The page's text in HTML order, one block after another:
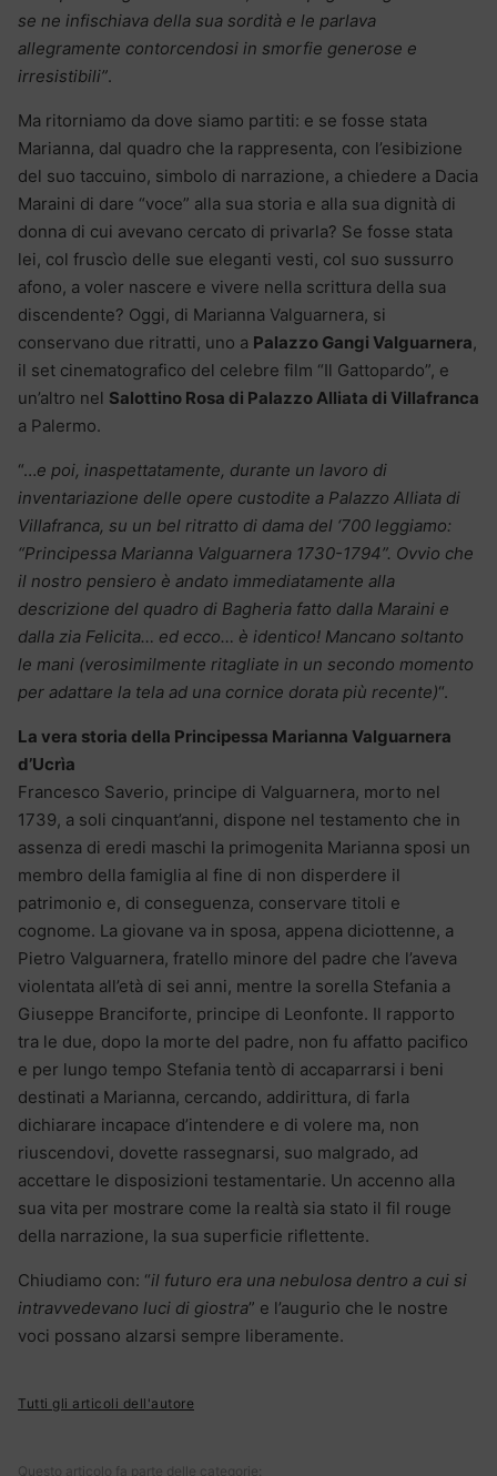
se ne infischiava della sua sordità e le parlava
allegramente contorcendosi in smorfie generose e
irresistibili”.
Ma ritorniamo da dove siamo partiti: e se fosse stata
Marianna, dal quadro che la rappresenta, con l’esibizione
del suo taccuino, simbolo di narrazione, a chiedere a Dacia
Maraini di dare “voce” alla sua storia e alla sua dignità di
donna di cui avevano cercato di privarla? Se fosse stata
lei, col fruscìo delle sue eleganti vesti, col suo sussurro
afono, a voler nascere e vivere nella scrittura della sua
discendente? Oggi, di Marianna Valguarnera, si
conservano due ritratti, uno a Palazzo Gangi Valguarnera,
il set cinematografico del celebre film “Il Gattopardo”, e
un’altro nel Salottino Rosa di Palazzo Alliata di Villafranca
a Palermo.
“…e poi, inaspettatamente, durante un lavoro di
inventariazione delle opere custodite a Palazzo Alliata di
Villafranca, su un bel ritratto di dama del ‘700 leggiamo:
“Principessa Marianna Valguarnera 1730-1794”. Ovvio che
il nostro pensiero è andato immediatamente alla
descrizione del quadro di Bagheria fatto dalla Maraini e
dalla zia Felicita… ed ecco… è identico! Mancano soltanto
le mani (verosimilmente ritagliate in un secondo momento
per adattare la tela ad una cornice dorata più recente)“.
La vera storia della Principessa Marianna Valguarnera
d’Ucrìa
Francesco Saverio, principe di Valguarnera, morto nel
1739, a soli cinquant’anni, dispone nel testamento che in
assenza di eredi maschi la primogenita Marianna sposi un
membro della famiglia al fine di non disperdere il
patrimonio e, di conseguenza, conservare titoli e
cognome. La giovane va in sposa, appena diciottenne, a
Pietro Valguarnera, fratello minore del padre che l’aveva
violentata all’età di sei anni, mentre la sorella Stefania a
Giuseppe Branciforte, principe di Leonfonte. Il rapporto
tra le due, dopo la morte del padre, non fu affatto pacifico
e per lungo tempo Stefania tentò di accaparrarsi i beni
destinati a Marianna, cercando, addirittura, di farla
dichiarare incapace d’intendere e di volere ma, non
riuscendovi, dovette rassegnarsi, suo malgrado, ad
accettare le disposizioni testamentarie. Un accenno alla
sua vita per mostrare come la realtà sia stato il fil rouge
della narrazione, la sua superficie riflettente.
Chiudiamo con: “il futuro era una nebulosa dentro a cui si
intravvedevano luci di giostra” e l’augurio che le nostre
voci possano alzarsi sempre liberamente.
Tutti gli articoli dell'autore
Questo articolo fa parte delle categorie: